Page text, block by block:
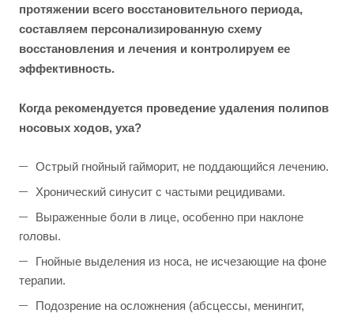
протяжении всего восстановительного периода,
составляем персонализированную схему
восстановления и лечения и контролируем ее
эффективность.
Когда рекомендуется проведение удаления полипов
носовых ходов, уха?
Острый гнойный гайморит, не поддающийся лечению.
Хронический синусит с частыми рецидивами.
Выраженные боли в лице, особенно при наклоне
головы.
Гнойные выделения из носа, не исчезающие на фоне
терапии.
Подозрение на осложнения (абсцессы, менингит,